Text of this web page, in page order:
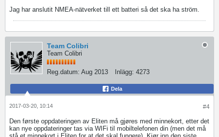
Jag har anslutit NMEA-nätverket till ett batteri så det ska ha ström.
Team Colibri
Team Colibri
Reg.datum: Aug 2013 Inlägg: 4273
Dela
#4
2017-03-20, 10:14
Den første oppdateringen av Eliten må gjøres med minnekort, etter det
kan nye oppdateringer tas via WIFi til mobiltelefonen din (men det må